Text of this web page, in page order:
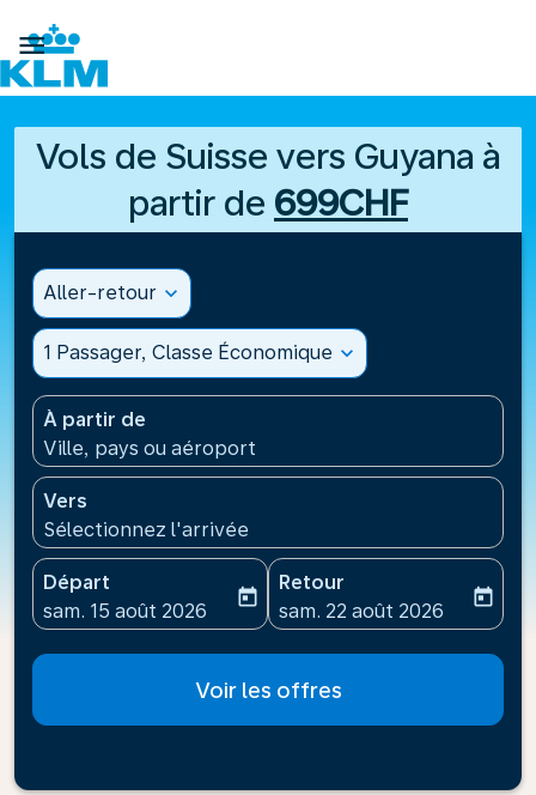

Vols de Suisse vers Guyana à
partir de 699CHF
Aller-retour expand_more
1 Passager, Classe Économique expand_more
À partir de
Ville, pays ou aéroport
Vers
Sélectionnez l'arrivée
Départ
fc-booking-departure-date-aria-label
sam. 15 août 2026
today
Retour
fc-booking-return-date-
sam. 22 août 2026
today
Voir les offres